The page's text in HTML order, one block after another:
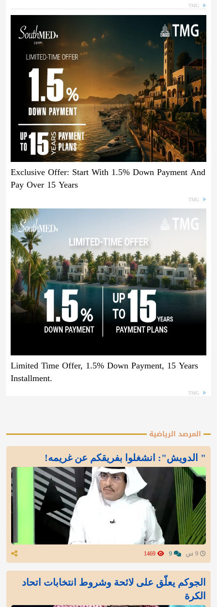
TMG
Exclusive Offer: Start With 1.5% Down Payment And
Pay Over 15 Years
TMG
Limited Time Offer, 1.5% Down Payment, 15 Years
Installment.
TMG
المرصد الرياضية
" الدويش": انشغلوا بفريقكم عن غريمه!
الجوكم يعلّق على لائحة وشروط انتخابات اتحاد
الكرة